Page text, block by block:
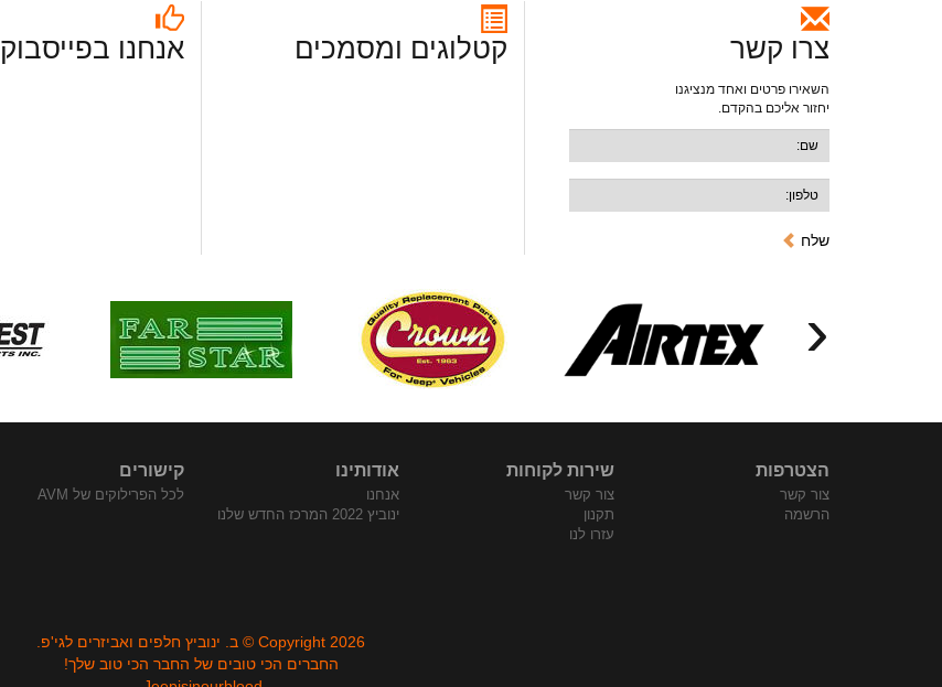
צרו קשר
השאירו פרטים ואחד מנציגנו
יחזור אליכם בהקדם.
שלח
קטלוגים ומסמכים אנחנו בפייסבוק
‹
הצטרפות
צור קשר
הרשמה
שירות לקוחות
צור קשר
תקנון
עזרו לנו
אודותינו
אנחנו
ינוביץ 2022 המרכז החדש שלנו
קישורים
לכל הפרילוקים של AVM
Copyright 2026 © ב. ינוביץ חלפים ואביזרים לגי'פ.
החברים הכי טובים של החבר הכי טוב שלך!